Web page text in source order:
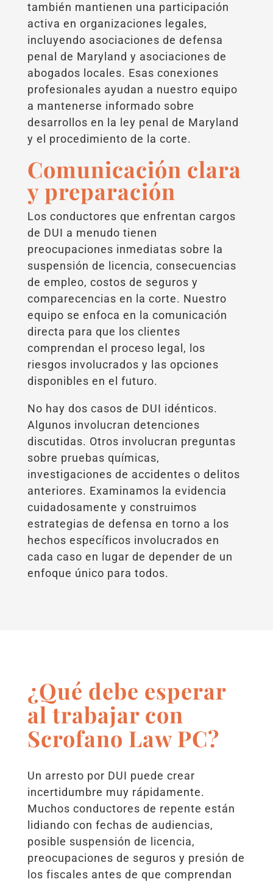
también mantienen una participación
activa en organizaciones legales,
incluyendo asociaciones de defensa
penal de Maryland y asociaciones de
abogados locales. Esas conexiones
profesionales ayudan a nuestro equipo
a mantenerse informado sobre
desarrollos en la ley penal de Maryland
y el procedimiento de la corte.
Comunicación clara
y preparación
Los conductores que enfrentan cargos
de DUI a menudo tienen
preocupaciones inmediatas sobre la
suspensión de licencia, consecuencias
de empleo, costos de seguros y
comparecencias en la corte. Nuestro
equipo se enfoca en la comunicación
directa para que los clientes
comprendan el proceso legal, los
riesgos involucrados y las opciones
disponibles en el futuro.
No hay dos casos de DUI idénticos.
Algunos involucran detenciones
discutidas. Otros involucran preguntas
sobre pruebas químicas,
investigaciones de accidentes o delitos
anteriores. Examinamos la evidencia
cuidadosamente y construimos
estrategias de defensa en torno a los
hechos específicos involucrados en
cada caso en lugar de depender de un
enfoque único para todos.
¿Qué debe esperar
al trabajar con
Scrofano Law PC?
Un arresto por DUI puede crear
incertidumbre muy rápidamente.
Muchos conductores de repente están
lidiando con fechas de audiencias,
posible suspensión de licencia,
preocupaciones de seguros y presión de
los fiscales antes de que comprendan